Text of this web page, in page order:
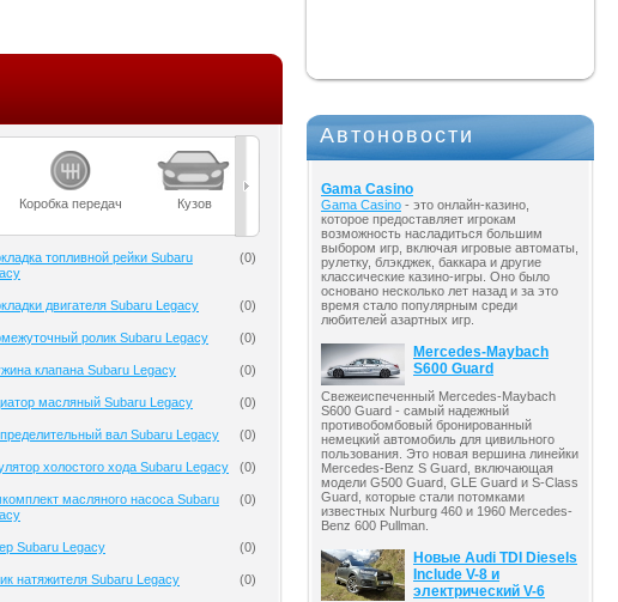
Коробка передач Кузов Масла Мост
топливной рейки Subaru
(0)
двигателя Subaru Legacy (0)
ролик Subaru Legacy (0)
клапана Subaru Legacy (0)
масляный Subaru Legacy (0)
вал Subaru Legacy (0)
холостого хода Subaru Legacy (0)
масляного насоса Subaru
(0)
Subaru Legacy (0)
натяжителя Subaru Legacy (0)
Автоновости
Gama Casino
Gama Casino - это онлайн-казино,
которое предоставляет игрокам
возможность насладиться большим
выбором игр, включая игровые автоматы,
рулетку, блэкджек, баккара и другие
классические казино-игры. Оно было
основано несколько лет назад и за это
время стало популярным среди
любителей азартных игр.
Mercedes-Maybach
S600 Guard
Свежеиспеченный Mercedes-Maybach
S600 Guard - самый надежный
противобомбовый бронированный
немецкий автомобиль для цивильного
пользования. Это новая вершина линейки
Mercedes-Benz S Guard, включающая
модели G500 Guard, GLE Guard и S-Class
Guard, которые стали потомками
известных Nurburg 460 и 1960 Mercedes-
Benz 600 Pullman.
Новые Audi TDI Diesels
Include V-8 и
электрический V-6